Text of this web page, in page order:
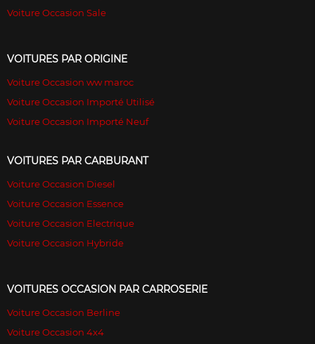
Voiture Occasion Sale
VOITURES PAR ORIGINE
Voiture Occasion ww maroc
Voiture Occasion Importé Utilisé
Voiture Occasion Importé Neuf
VOITURES PAR CARBURANT
Voiture Occasion Diesel
Voiture Occasion Essence
Voiture Occasion Electrique
Voiture Occasion Hybride
VOITURES OCCASION PAR CARROSERIE
Voiture Occasion Berline
Voiture Occasion 4x4